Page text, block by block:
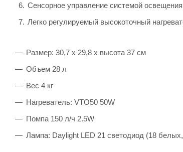
Сенсорное управление системой
Легко регулируемый высокоточный
Размер: 30,7 х 29,8 х высота 37 см
Объем 28 л
Вес 4 кг
Нагреватель: VTO50 50W
Помпа 150 л/ч 2.5W
Лампа: Daylight LED 21 светодиод (18